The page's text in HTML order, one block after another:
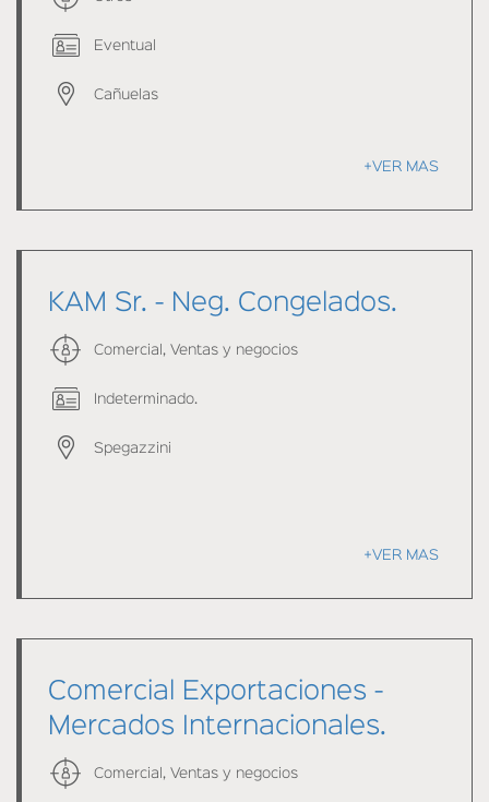
Eventual
Cañuelas
+VER MAS
KAM Sr. - Neg. Congelados.
Comercial, Ventas y negocios
Indeterminado.
Spegazzini
+VER MAS
Comercial Exportaciones -
Mercados Internacionales.
Comercial, Ventas y negocios